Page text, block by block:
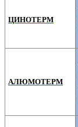
ЦИНОТЕРМ
АЛЮМОТЕРМ